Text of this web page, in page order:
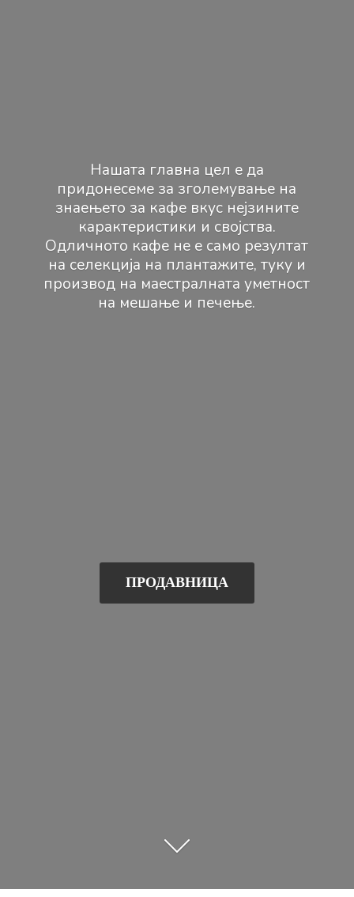
Нашата главна цел е да
придонесеме за зголемување на
знаењето за кафе вкус нејзините
карактеристики и својства.
Одличното кафе не е само резултат
на селекција на плантажите, туку и
производ на маестралната уметност
на мешање и печење.
ПРОДАВНИЦА